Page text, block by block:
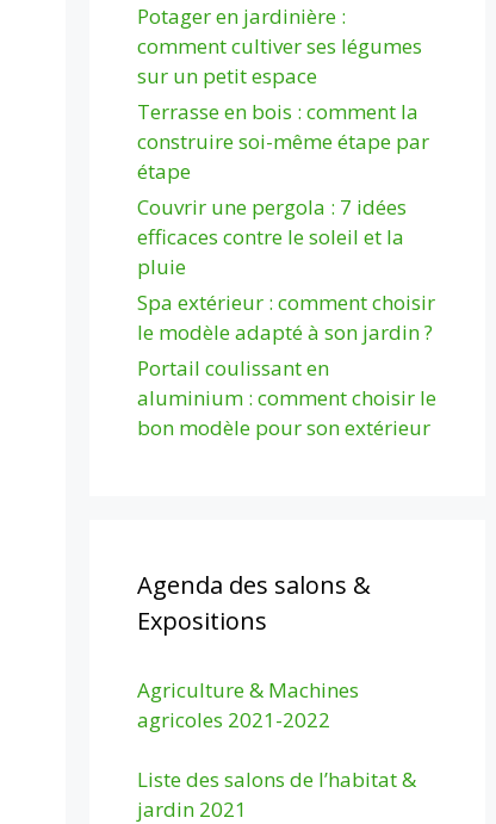
Potager en jardinière :
comment cultiver ses légumes
sur un petit espace
Terrasse en bois : comment la
construire soi-même étape par
étape
Couvrir une pergola : 7 idées
efficaces contre le soleil et la
pluie
Spa extérieur : comment choisir
le modèle adapté à son jardin ?
Portail coulissant en
aluminium : comment choisir le
bon modèle pour son extérieur
Agenda des salons &
Expositions
Agriculture & Machines
agricoles 2021-2022
Liste des salons de l’habitat &
jardin 2021